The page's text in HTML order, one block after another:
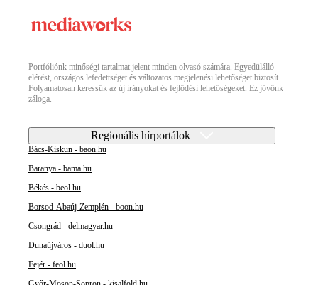
Portfóliónk minőségi tartalmat jelent minden olvasó számára. Egyedülálló
elérést, országos lefedettséget és változatos megjelenési lehetőséget biztosít.
Folyamatosan keressük az új irányokat és fejlődési lehetőségeket. Ez jövőnk
záloga.
Regionális hírportálok
Bács-Kiskun - baon.hu
Baranya - bama.hu
Békés - beol.hu
Borsod-Abaúj-Zemplén - boon.hu
Csongrád - delmagyar.hu
Dunaújváros - duol.hu
Fejér - feol.hu